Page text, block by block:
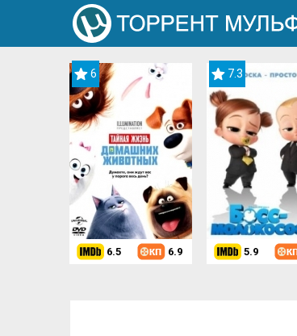
6
6.5 6.9
7.3
5.9